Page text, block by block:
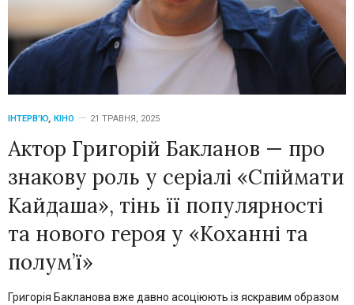
ІНТЕРВ'Ю, КІНО 21 ТРАВНЯ, 2025
Актор Григорій Бакланов — про
знакову роль у серіалі «Спіймати
Кайдаша», тінь її популярності
та нового героя у «Коханні та
полум’ї»
Григорія Бакланова вже давно асоціюють із яскравим образом